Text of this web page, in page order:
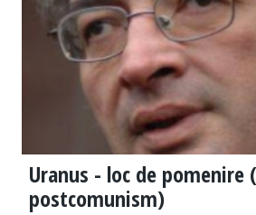
Uranus - loc de pomenire
postcomunism)